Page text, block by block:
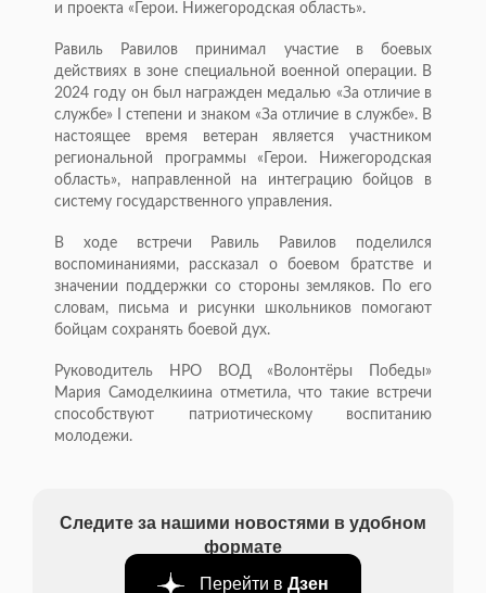
и проекта «Герои. Нижегородская область».
Равиль Равилов принимал участие в боевых
действиях в зоне специальной военной операции. В
2024 году он был награжден медалью «За отличие в
службе» I степени и знаком «За отличие в службе». В
настоящее время ветеран является участником
региональной программы «Герои. Нижегородская
область», направленной на интеграцию бойцов в
систему государственного управления.
В ходе встречи Равиль Равилов поделился
воспоминаниями, рассказал о боевом братстве и
значении поддержки со стороны земляков. По его
словам, письма и рисунки школьников помогают
бойцам сохранять боевой дух.
Руководитель НРО ВОД «Волонтёры Победы»
Мария Самоделкиина отметила, что такие встречи
способствуют патриотическому воспитанию
молодежи.
Следите за нашими новостями в удобном
формате
Перейти в Дзен